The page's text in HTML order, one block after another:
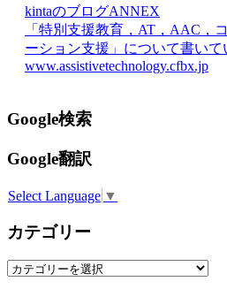
kintaのブログANNEX
「特別支援教育，AT，AAC，
ーション支援」について書いて
www.assistivetechnology.cfbx.jp
Google検索
Google翻訳
Select Language ▼
カテゴリー
カ